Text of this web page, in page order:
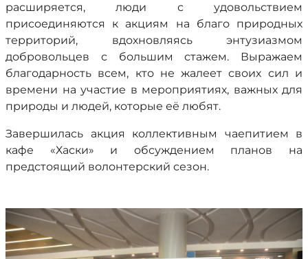
расширяется, люди с удовольствием
присоединяются к акциям на благо природных
территорий, вдохновляясь энтузиазмом
добровольцев с большим стажем. Выражаем
благодарность всем, кто не жалеет своих сил и
времени на участие в мероприятиях, важных для
природы и людей, которые её любят.
Завершилась акция коллективным чаепитием в
кафе «Хаски» и обсуждением планов на
предстоящий волонтерский сезон.